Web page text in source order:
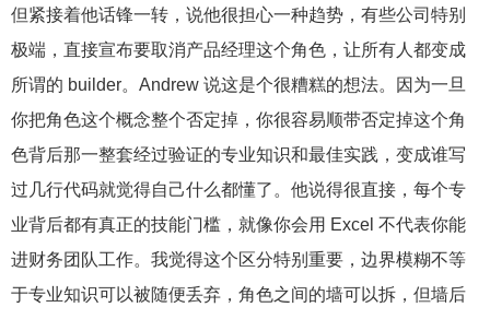
但紧接着他话锋一转，说他很担心一种趋势，有些公司特别
极端，直接宣布要取消产品经理这个角色，让所有人都变成
所谓的 builder。Andrew 说这是个很糟糕的想法。因为一旦
你把角色这个概念整个否定掉，你很容易顺带否定掉这个角
色背后那一整套经过验证的专业知识和最佳实践，变成谁写
过几行代码就觉得自己什么都懂了。他说得很直接，每个专
业背后都有真正的技能门槛，就像你会用 Excel 不代表你能
进财务团队工作。我觉得这个区分特别重要，边界模糊不等
于专业知识可以被随便丢弃，角色之间的墙可以拆，但墙后